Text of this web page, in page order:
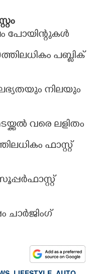
പോയിന്റുകൾ
പബ്ലിക്
നിലയും
വരെ ലളിതം
ഫാസ്റ്റ്